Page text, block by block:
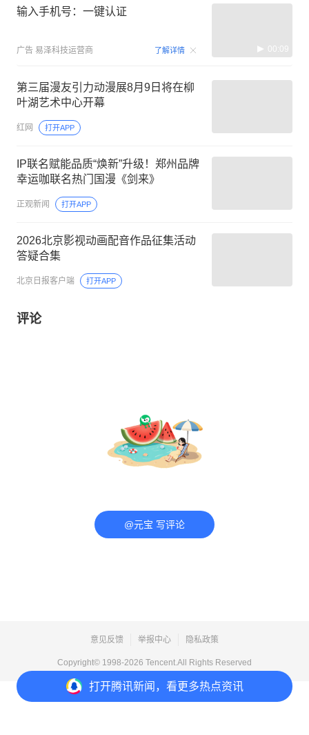
打开腾讯新闻，看更多热点资讯
输入手机号：一键认证
广告 易泽科技运营商 了解详情 00:09
第三届漫友引力动漫展8月9日将在柳
叶湖艺术中心开幕
红网 打开APP
IP联名赋能品质“焕新”升级！郑州品牌
幸运咖联名热门国漫《剑来》
正观新闻 打开APP
2026北京影视动画配音作品征集活动
答疑合集
北京日报客户端 打开APP
评论
@元宝 写评论
意见反馈 举报中心 隐私政策
Copyright© 1998-2026 Tencent.All Rights Reserved